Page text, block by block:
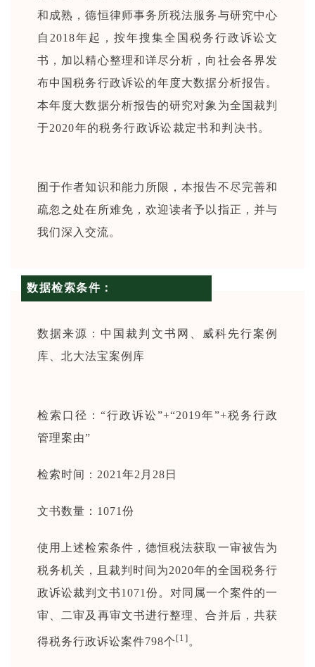
和成熟，德恒律师事务所税法服务与研究中心
自2018年起，按年搜集全国税务行政诉讼文
书，加以精心整理和详尽分析，向社会各界发
布中国税务行政诉讼的年度大数据分析报告。
本年度大数据分析报告的研究对象为全国裁判
于2020年的税务行政诉讼裁定书和判决书。
囿于作者知识和能力所限，本报告不尽完善和
疏忽之处在所难免，欢迎读者予以指正，并与
我们深入交流。
数据检索条件：
数据来源：中国裁判文书网、威科先行案例
库、北大法宝案例库
检索口径：“行政诉讼”+“2019年”+税务行政
管理案由”
检索时间：2021年2月28日
文书数量：1071份
使用上述检索条件，德恒税法获取一审被告为
税务机关，且裁判时间为2020年的全国税务行
政诉讼裁判文书1071份。对同属一个案件的一
审、二审及再审文书进行整理、合并后，共获
得税务行政诉讼案件798个 [1] 。